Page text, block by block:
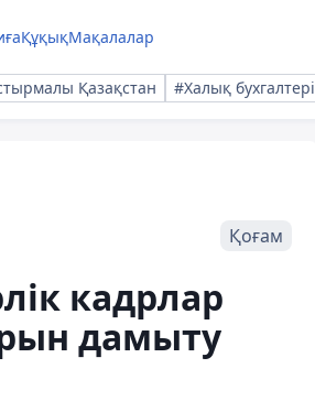
ҚұқықМақалалар
Қазақстан #Халық бухгалтері
Қоғам
кадрлар
дамыту